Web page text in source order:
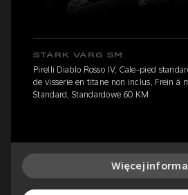
STARK VARG SM
Pirelli Diablo Rosso IV, Cale-pied
de visserie en titane non inclus, Frein à
Standard, Standardowe 60 KM
Więcej